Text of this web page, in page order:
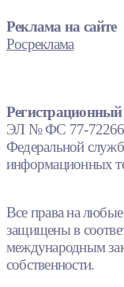
Реклама на сайте
Росреклама
ЭЛ № ФС 77-72266
Федеральной
информационных
Все права на
защищены в
международным
собственности.